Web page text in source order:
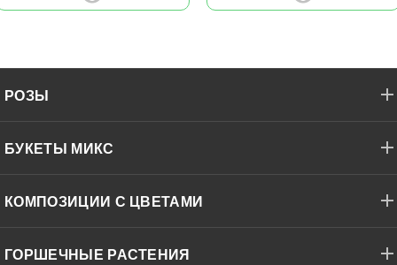
РОЗЫ
БУКЕТЫ МИКС
КОМПОЗИЦИИ С ЦВЕТАМИ
ГОРШЕЧНЫЕ РАСТЕНИЯ